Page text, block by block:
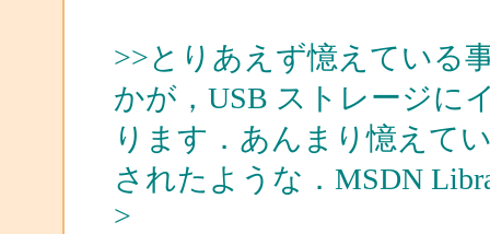
>>とりあえず憶えている
かが，USB ストレージに
ります．あんまり憶えて
されたような．MSDN
>